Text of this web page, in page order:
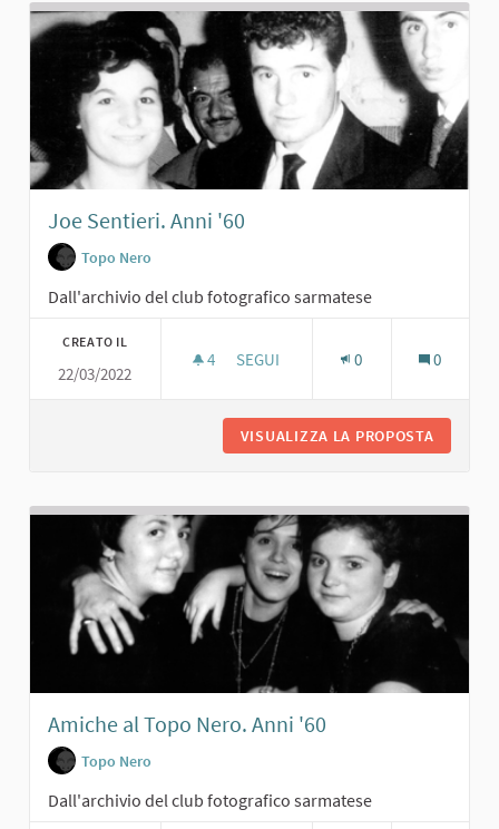
Joe Sentieri. Anni '60
Topo Nero
Dall'archivio del club fotografico sarmatese
CREATO IL
22/03/2022
4 4 SOSTENITORI
SEGUI 0 0
VISUALIZZA LA PROPOSTA
Amiche al Topo Nero. Anni '60
Topo Nero
Dall'archivio del club fotografico sarmatese